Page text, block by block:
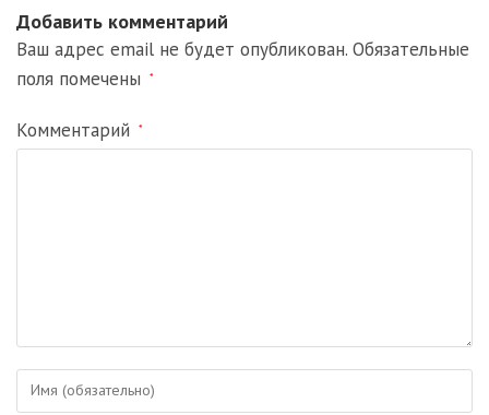
Добавить комментарий
Ваш адрес email не будет опубликован. Обязательные
поля помечены
*
Комментарий *
Введите